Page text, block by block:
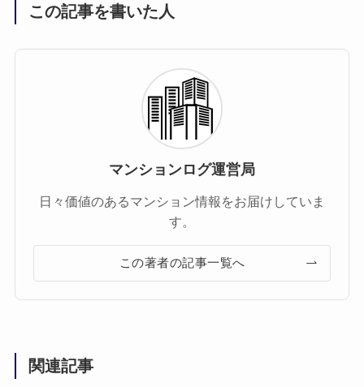
この記事を書いた人
マンションログ運営局
日々価値のあるマンション情報をお届けしていま
す。
この著者の記事一覧へ
関連記事